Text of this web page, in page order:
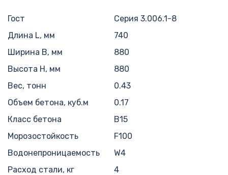
Гост
Серия 3.006.1-8
Длина L, мм
740
Ширина B, мм
880
Высота H, мм
880
Вес, тонн
0.43
Объем бетона, куб.м
0.17
Класс бетона
В15
Морозостойкость
F100
Водонепроницаемость
W4
Расход стали, кг
4